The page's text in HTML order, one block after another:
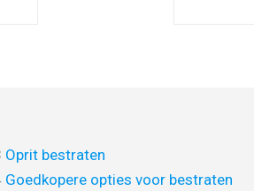
Oprit bestraten
Goedkopere opties voor bestraten